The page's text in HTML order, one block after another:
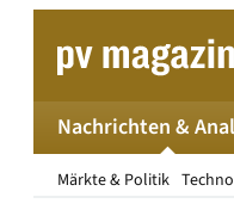
springen
Nachrichten &
Märkte & Politik